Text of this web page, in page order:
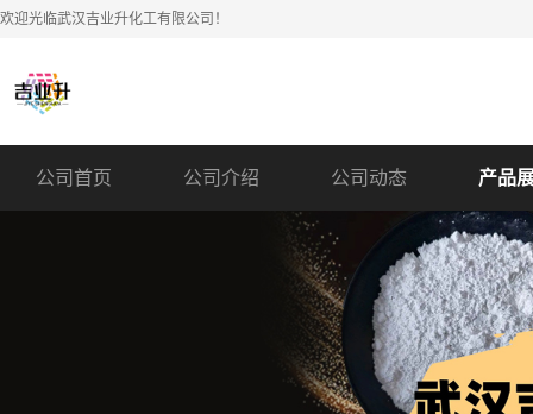
欢迎光临武汉吉业升化工有限公司！
公司首页 公司介绍 公司动态 产品